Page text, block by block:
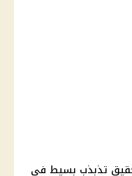
تذبذب بسيط في